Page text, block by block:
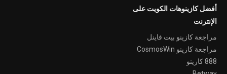
أفضل كازينوهات الكويت على
الإنترنت
مراجعة كازينو بيت فاينل
مراجعة كازينو CosmosWin
888 كازينو